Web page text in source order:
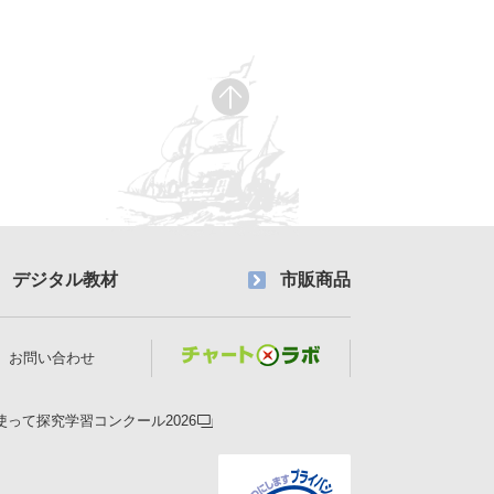
デジタル教材 市販商品
お問い合わせ
って探究学習コンクール2026